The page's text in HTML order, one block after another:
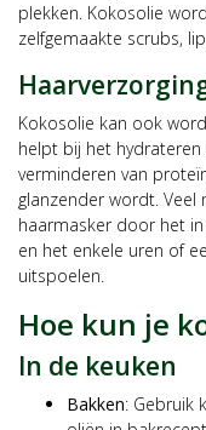
plekken. Kokosolie
zelfgemaakte scrubs,
Kokosolie kan ook
helpt bij het
verminderen van
glanzender wordt. Veel
haarmasker door het
en het enkele uren of
uitspoelen.
Hoe kun je
In de keuken
Bakken: Gebruik